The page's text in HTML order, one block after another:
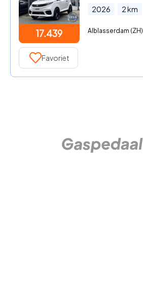
17.439
2026 2km
Alblasserdam (ZH)
Favoriet